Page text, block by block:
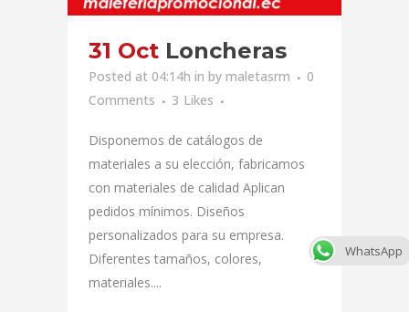
31 Oct Loncheras
Posted at 04:14h in by maletasrm
0
Comments
3 Likes
Disponemos de catálogos de
materiales a su elección, fabricamos
con materiales de calidad Aplican
pedidos mínimos. Diseños
personalizados para su empresa.
Diferentes tamaños, colores,
materiales....
WhatsApp